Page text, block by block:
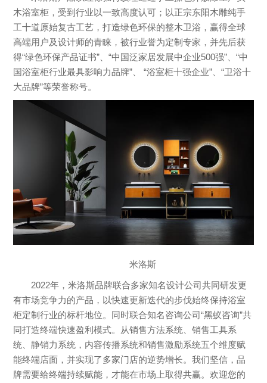
木浴室柜，受到行业以一致高度认可；以正宗东阳木雕纯手
工十道原始复古工艺，打造绿色环保的整木卫浴，赢得全球
高端用户及设计师的青睐，被行业誉为定制专家，并先后获
得“绿色环保产品证书”、“中国泛家居发展中企业500强”、“中
国浴室柜行业最具影响力品牌”、 “浴室柜十强企业”、“卫浴十
大品牌”等荣誉称号。
米洛斯
2022年，米洛斯品牌联合多家知名设计公司共同研发更
有市场竞争力的产品，以快速更新迭代的步伐始终保持浴室
柜定制行业的标杆地位。同时联合知名咨询公司“黑蚁咨询”共
同打造终端快速盈利模式。从销售方法系统、销售工具系
统、静销力系统，内容传播系统和销售激励系统五个维度赋
能终端店面，并实现了多家门店的逆势增长。我们坚信，品
牌需要给终端持续赋能，才能在市场上取得共赢。欢迎您的